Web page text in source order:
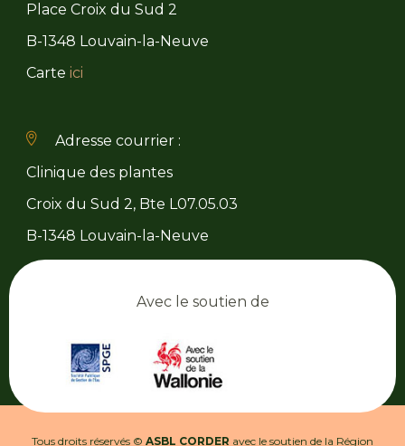
Place Croix du Sud 2
B-1348 Louvain-la-Neuve
Carte ici
Adresse courrier :
Clinique des plantes
Croix du Sud 2, Bte L07.05.03
B-1348 Louvain-la-Neuve
Avec le soutien de
Tous droits réservés © ASBL CORDER avec le soutien de la Région